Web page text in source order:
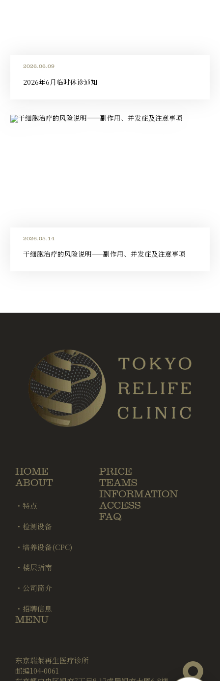
2026.06.09
2026年6月临时休诊通知
2026.05.14
干细胞治疗的风险说明——副作用、并发症及注意事项
东京瑞莱再生医疗诊所
邮编104-0061
HOME
ABOUT
・特点
・检测设备
・培养设备(CPC)
・楼层指南
・公司简介
・招聘信息
MENU
PRICE
TEAMS
INFORMATION
ACCESS
FAQ